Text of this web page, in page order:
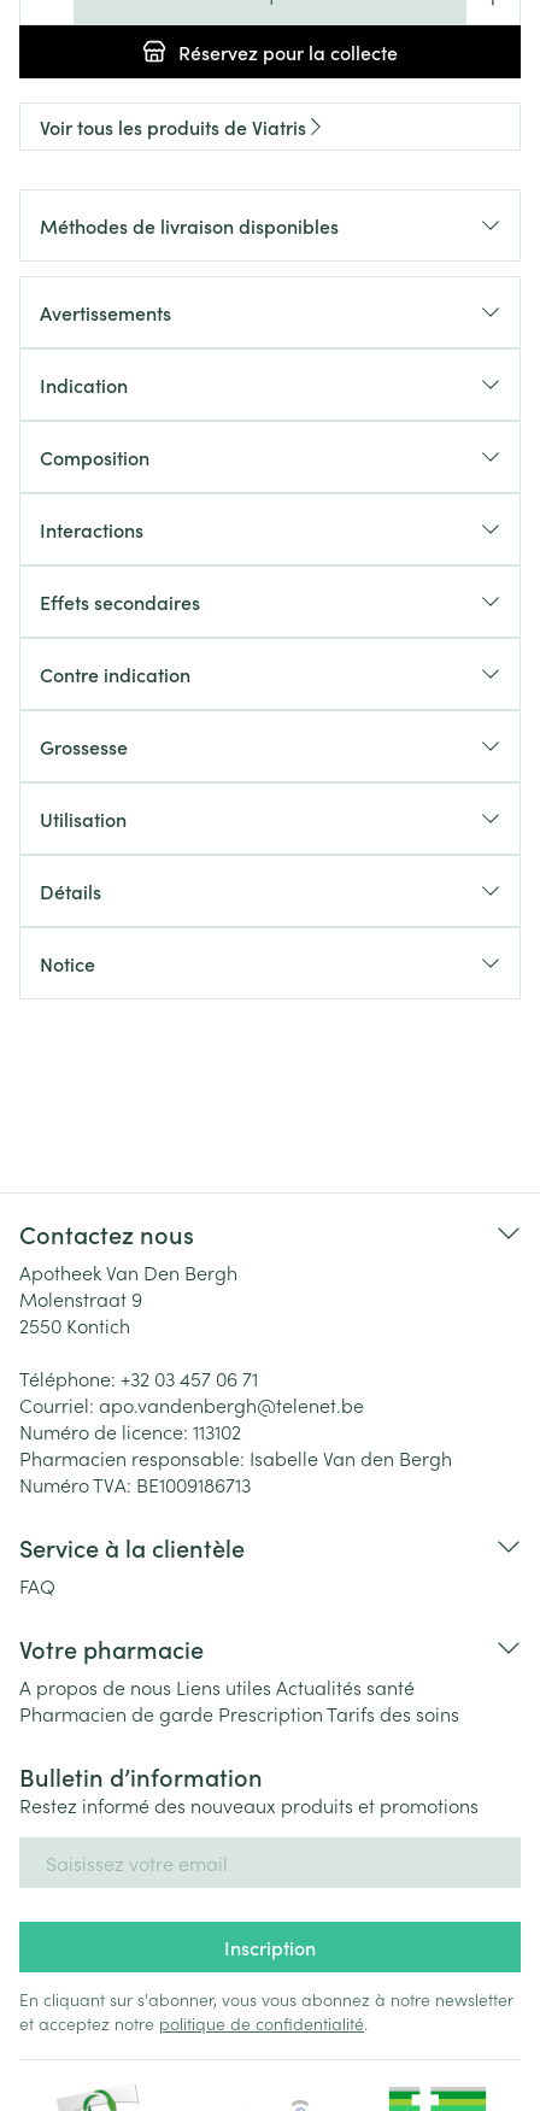
Réservez pour la collecte
Voir tous les produits de Viatris
Méthodes de livraison disponibles
Avertissements
Indication
Composition
Interactions
Effets secondaires
Contre indication
Grossesse
Utilisation
Détails
Notice
Contactez nous
Apotheek Van Den Bergh
Molenstraat 9
2550 Kontich
Téléphone: +32 03 457 06 71
Courriel: apo.vandenbergh@telenet.be
Numéro de licence: 113102
Pharmacien responsable: Isabelle Van den Bergh
Numéro TVA: BE1009186713
Service à la clientèle
FAQ
Votre pharmacie
A propos de nous Liens utiles Actualités santé
Pharmacien de garde PrescriptionTarifs des soins
Bulletin d’information
Restez informé des nouveaux produits et promotions
Inscription
En cliquant sur s'abonner, vous vous abonnez à notre newsletter
et acceptez notre politique de confidentialité.